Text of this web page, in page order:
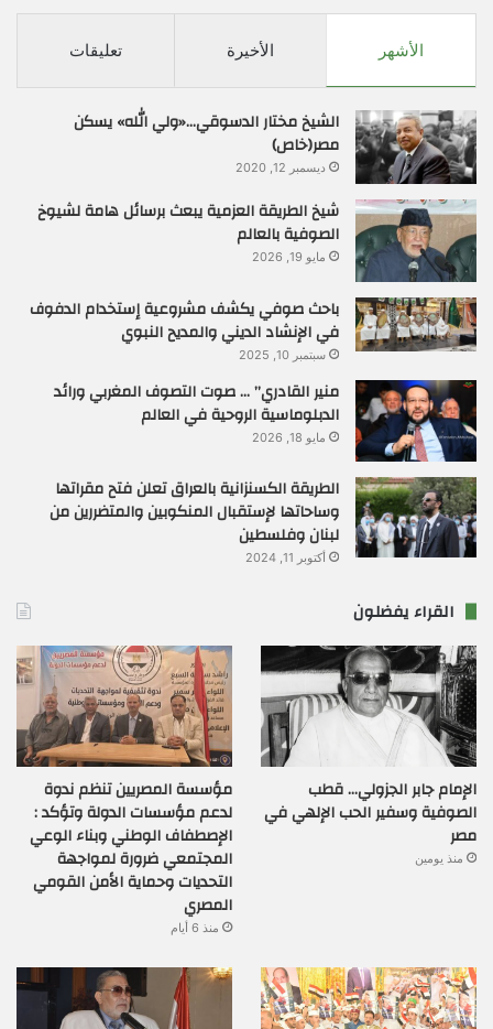
الأشهر الأخيرة تعليقات
الشيخ مختار الدسوقي…«ولي الله» يسكن
مصر(خاص)
ديسمبر 12, 2020
شيخ الطريقة العزمية يبعث برسائل هامة لشيوخ
الصوفية بالعالم
مايو 19, 2026
باحث صوفي يكشف مشروعية إستخدام الدفوف
في الإنشاد الديني والمديح النبوي
سبتمبر 10, 2025
منير القادري” … صوت التصوف المغربي ورائد
الدبلوماسية الروحية في العالم
مايو 18, 2026
الطريقة الكسنزانية بالعراق تعلن فتح مقراتها
وساحاتها لإستقبال المنكوبين والمتضررين من
لبنان وفلسطين
أكتوبر 11, 2024
القراء يفضلون
الإمام جابر الجزولي… قطب
الصوفية وسفير الحب الإلهي في
مصر
منذ يومين
مؤسسة المصريين تنظم ندوة
لدعم مؤسسات الدولة وتؤكد :
الإصطفاف الوطني وبناء الوعي
المجتمعي ضرورة لمواجهة
التحديات وحماية الأمن القومي
المصري
منذ 6 أيام